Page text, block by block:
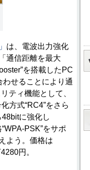
は、電波出力強化
通信距離を最大
を搭載したPC
せることにより通
ティ機能として、
方式“RC4”をさら
に強化し
PSK”をサポ
よう。価格は
円。